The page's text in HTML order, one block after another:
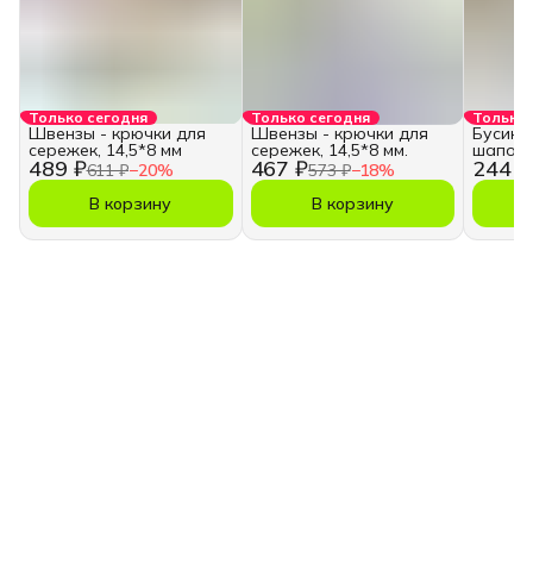
Только сегодня
489 ₽611 ₽−20%
Швензы - крючки для
сережек, 14,5*8 мм
В корзину
Только сегодня
467 ₽573 ₽−18%
Швензы - крючки для
сережек, 14,5*8 мм.
В корзину
Только
244 ₽